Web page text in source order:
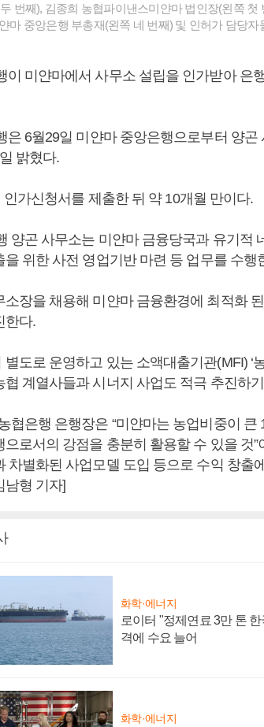
번째), 김종희 농협파이낸스미얀마 법인장(왼쪽 첫
마 중앙은행 부총재(왼쪽 네 번째) 및 인허가 담당
이 미얀마에서 사무소 설립을 인가받아 은
은 6월29일 미얀마 중앙은행으로부터 양
밝혔다.
인가신청서를 제출한 뒤 약 10개월 만이다.
양곤 사무소는 미얀마 금융당국과 유기적
을 위한 사전 영업기반 마련 등 업무를 수행
소장을 채용해 미얀마 금융환경에 최적화
한다.
별도로 운영하고 있는 소액대출기관(MFI) ‘
협 계열사들과 시너지 사업도 적극 추진하
협은행 은행장은 “미얀마는 농업비중이
으로서의 강점을 충분히 활용할 수 있을 것
차별화된 사업모델 도입 등으로 수익 창출
남형 기자]
화학·에너지
로이터 "정제연료 3만 톤
격에 수요 늘어
화학·에너지